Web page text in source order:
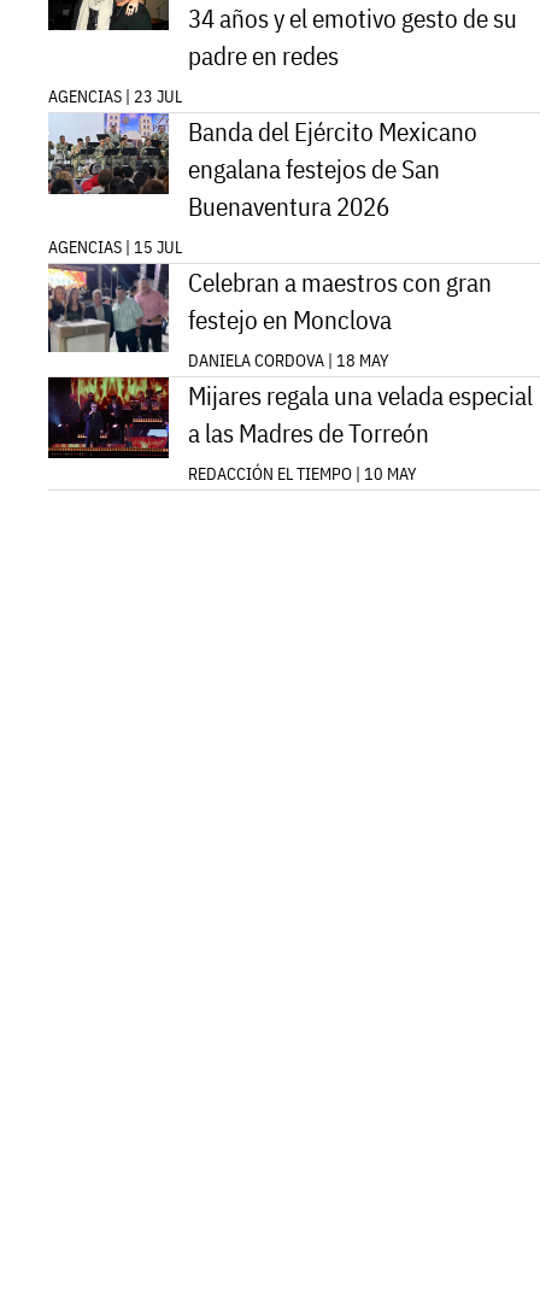
34 años y el emotivo gesto de su
padre en redes
AGENCIAS | 23 JUL
Banda del Ejército Mexicano
engalana festejos de San
Buenaventura 2026
AGENCIAS | 15 JUL
Celebran a maestros con gran
festejo en Monclova
DANIELA CORDOVA | 18 MAY
Mijares regala una velada especial
a las Madres de Torreón
REDACCIÓN EL TIEMPO | 10 MAY